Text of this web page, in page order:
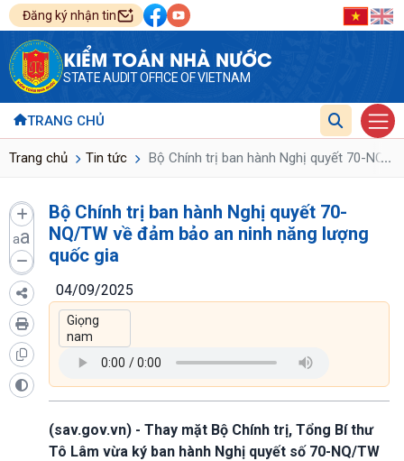
Đăng ký nhận tin
KIỂM TOÁN NHÀ NƯỚC
STATE AUDIT OFFICE OF VIETNAM
TRANG CHỦ
Trang chủ Tin tức Bộ Chính trị ban hành Nghị quyết 70-NQ/
...
aa
Bộ Chính trị ban hành Nghị quyết 70-
NQ/TW về đảm bảo an ninh năng lượng
quốc gia
04/09/2025
(sav.gov.vn) - Thay mặt Bộ Chính trị, Tổng Bí thư
Tô Lâm vừa ký ban hành Nghị quyết số 70-NQ/TW